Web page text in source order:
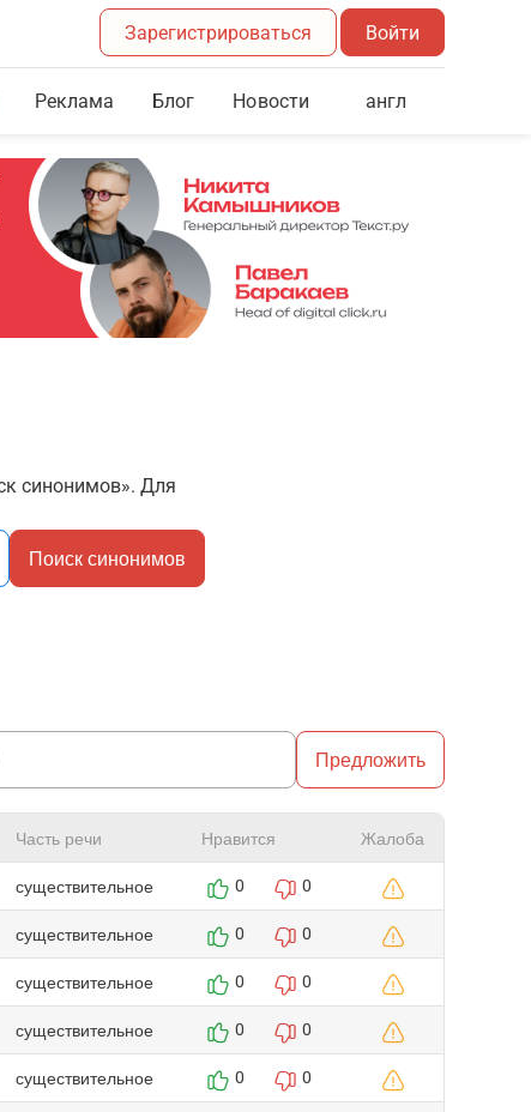
Зарегистрироваться Войти
Реклама Блог Новости англ
синонимов». Для
Поиск синонимов
Предложить
Часть речи Нравится Жалоба
существительное 0 0
существительное 0 0
существительное 0 0
существительное 0 0
существительное 0 0